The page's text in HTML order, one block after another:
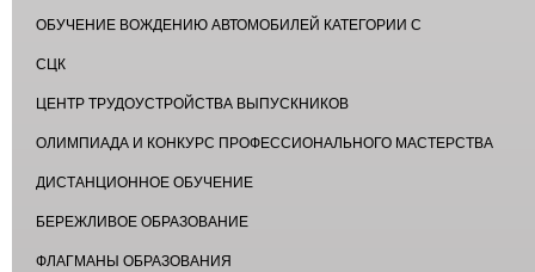
ОБУЧЕНИЕ ВОЖДЕНИЮ АВТОМОБИЛЕЙ КАТЕГОРИИ С
СЦК
ЦЕНТР ТРУДОУСТРОЙСТВА ВЫПУСКНИКОВ
ОЛИМПИАДА И КОНКУРС ПРОФЕССИОНАЛЬНОГО МАСТЕРСТВА
ДИСТАНЦИОННОЕ ОБУЧЕНИЕ
БЕРЕЖЛИВОЕ ОБРАЗОВАНИЕ
ФЛАГМАНЫ ОБРАЗОВАНИЯ